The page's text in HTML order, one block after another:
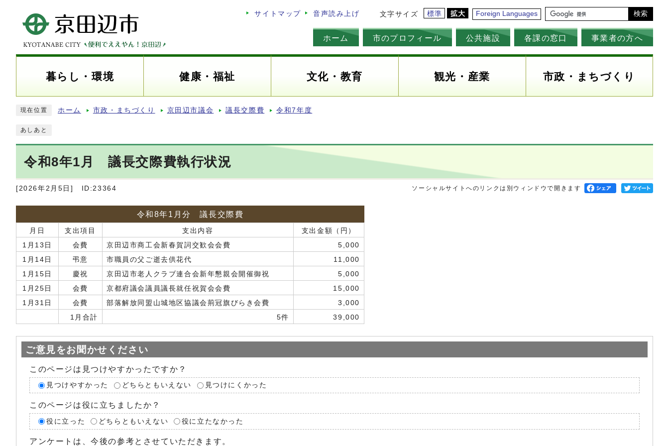
サイトマップ 音声読み上げ 文字サイズ 標準 拡大 Foreign Languages 検索
ホーム 市のプロフィール 公共施設 各課の窓口 事業者の方へ
暮らし・環境 健康・福祉 文化・教育 観光・産業 市政・まちづくり
現在位置 ホーム 市政・まちづくり 京田辺市議会 議長交際費 令和7年度
あしあと
令和8年1月 議長交際費執行状況
[2026年2月5日] ID:23364 ソーシャルサイトへのリンクは別ウィンドウで開きます
令和8年1月分 議長交際費
月日 支出項目 支出内容
支出金額（円）
1月13日
会費 京田辺市商工会新春賀詞交歓会会費
5,000
1月14日
弔意 市職員の父ご逝去供花代
11,000
1月15日
慶祝 京田辺市老人クラブ連合会新年懇親会開催御祝
5,000
1月25日
会費 京都府議会議員議長就任祝賀会会費
15,000
1月31日
会費 部落解放同盟山城地区協議会荊冠旗びらき会費
3,000
1月合計
5件 39,000
ご意見をお聞かせください
このページは見つけやすかったですか？
見つけやすかった どちらともいえない 見つけにくかった
このページは役に立ちましたか？
役に立った どちらともいえない 役に立たなかった
アンケートは、今後の参考とさせていただきます。